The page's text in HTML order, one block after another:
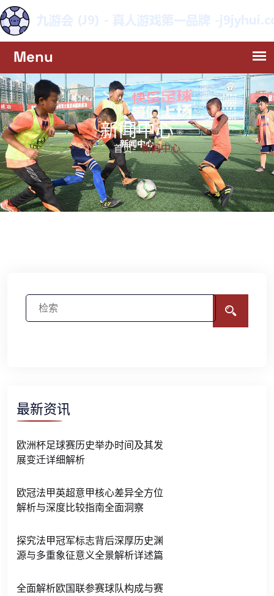
新闻中心
首页- 新闻中心
最新资讯
欧洲杯足球赛历史举办时间及其发
展变迁详细解析
欧冠法甲英超意甲核心差异全方位
解析与深度比较指南全面洞察
探究法甲冠军标志背后深厚历史渊
源与多重象征意义全景解析详述篇
全面解析欧国联参赛球队构成与赛